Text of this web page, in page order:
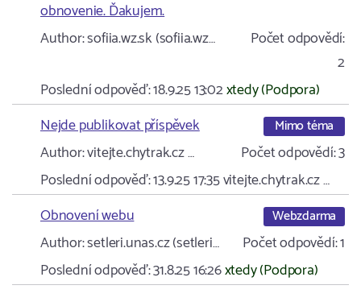
obnovenie. Ďakujem.
Author:sofiia.wz.sk (sofiia.wz…
Počet odpovědí:
2
Poslední odpověď:18.9.25 13:02xtedy (Podpora)
Nejde publikovat příspěvek
Mimo téma
Author:vitejte.chytrak.cz … Počet odpovědí:3
Poslední odpověď:13.9.25 17:35vitejte.chytrak.cz …
Obnovení webu
Webzdarma
Author:setleri.unas.cz (setleri… Počet odpovědí:1
Poslední odpověď:31.8.25 16:26xtedy (Podpora)